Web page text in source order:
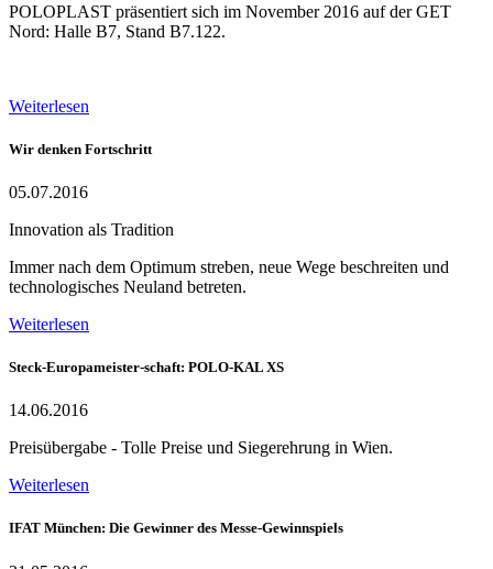
POLOPLAST präsentiert sich im November 2016 auf der GET
Nord: Halle B7, Stand B7.122.
Weiterlesen
Wir denken Fortschritt
05.07.2016
Innovation als Tradition
Immer nach dem Optimum streben, neue Wege beschreiten und
technologisches Neuland betreten.
Weiterlesen
Steck-Europameister-schaft: POLO-KAL XS
14.06.2016
Preisübergabe - Tolle Preise und Siegerehrung in Wien.
Weiterlesen
IFAT München: Die Gewinner des Messe-Gewinnspiels